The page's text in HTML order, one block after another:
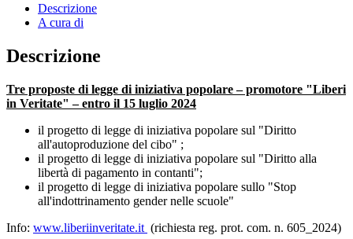
Descrizione
A cura di
Descrizione
Tre proposte di legge di iniziativa popolare – promotore "Liberi
in Veritate" – entro il 15 luglio 2024
il progetto di legge di iniziativa popolare sul "Diritto
all'autoproduzione del cibo" ;
il progetto di legge di iniziativa popolare sul "Diritto alla
libertà di pagamento in contanti";
il progetto di legge di iniziativa popolare sullo "Stop
all'indottrinamento gender nelle scuole"
Info: www.liberiinveritate.it (richiesta reg. prot. com. n. 605_2024)